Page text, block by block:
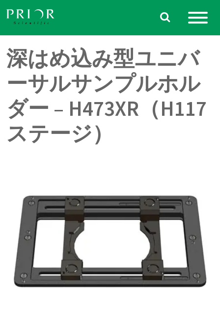
Skip
content
深はめ込み型ユニバ
ーサルサンプルホル
ダー – H473XR（H117
ステージ）